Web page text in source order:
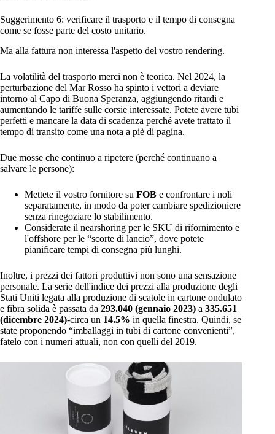
Suggerimento 6: verificare il trasporto e il tempo di consegna
come se fosse parte del costo unitario.
Ma alla fattura non interessa l'aspetto del vostro rendering.
La volatilità del trasporto merci non è teorica. Nel 2024, la
perturbazione del Mar Rosso ha spinto i vettori a deviare
intorno al Capo di Buona Speranza, aggiungendo ritardi e
aumentando le tariffe sulle corsie interessate. Potete avere tubi
perfetti e mancare la data di scadenza perché avete trattato il
tempo di transito come una nota a piè di pagina.
Due mosse che continuo a ripetere (perché continuano a
salvare le persone):
Mettete il vostro fornitore su FOB e confrontare i noli
separatamente, in modo da poter cambiare spedizioniere
senza rinegoziare lo stabilimento.
Considerate il nearshoring per le SKU di rifornimento e
l'offshore per le “scorte di lancio”, dove potete
pianificare tempi di consegna più lunghi.
Inoltre, i prezzi dei fattori produttivi non sono una sensazione
personale. La serie dell'indice dei prezzi alla produzione degli
Stati Uniti legata alla produzione di scatole in cartone ondulato
e fibra solida è passata da 293.040 (gennaio 2023) a 335.651
(dicembre 2024)-circa un 14.5% in quella finestra. Quindi, se
state proponendo “imballaggi in tubi di cartone convenienti”,
fatelo con i numeri attuali, non con quelli del 2019.